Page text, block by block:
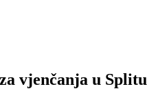
vjenčanja u Splitu